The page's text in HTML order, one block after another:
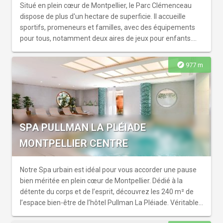
Situé en plein cœur de Montpellier, le Parc Clémenceau
dispose de plus d'un hectare de superficie. Il accueille
sportifs, promeneurs et familles, avec des équipements
pour tous, notamment deux aires de jeux pour enfants.
représente des personnages célèbres de Montpellier. Des
fiches signalétiques permettent d'en apprendre plus sur
les oiseaux des villes. Au fond du parc, vous serez
charmés par le petit jardin potager partagé, les pieds de
vignes et le bel olivier qui trône au milieu de plantes
aromatiques. Afin de préserver la biodiversité urbaine, la
ville a même installé un abri à insecte.
explore 977 m
SPA PULLMAN LA PLÉIADE
MONTPELLIER CENTRE
Notre Spa urbain est idéal pour vous accorder une pause
bien méritée en plein cœur de Montpellier. Dédié à la
détente du corps et de l’esprit, découvrez les 240 m² de
l’espace bien-être de l’hôtel Pullman La Pléiade. Véritable